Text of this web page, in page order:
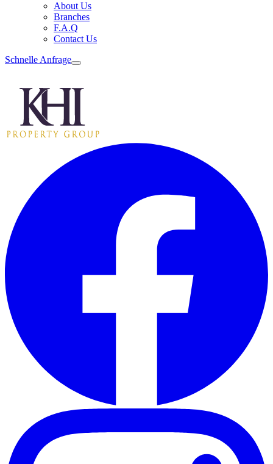
About Us
Branches
F.A.Q
Contact Us
Schnelle Anfrage